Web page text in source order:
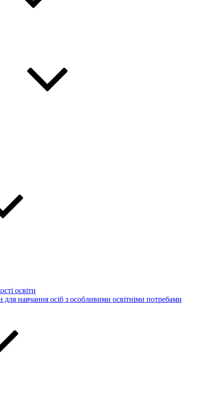
освіти
для навчання осіб з особливими освітніми потребами